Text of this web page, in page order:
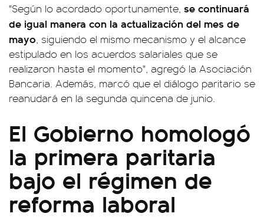
"Según lo acordado oportunamente, se continuará
de igual manera con la actualización del mes de
mayo, siguiendo el mismo mecanismo y el alcance
estipulado en los acuerdos salariales que se
realizaron hasta el momento", agregó la Asociación
Bancaria. Además, marcó que el diálogo paritario se
reanudará en la segunda quincena de junio.
El Gobierno homologó
la primera paritaria
bajo el régimen de
reforma laboral